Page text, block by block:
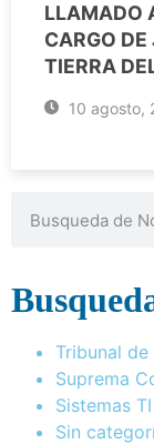
LLAMADO
CARGO
TIERRA
10 agosto,
Tribunal
Suprema
Sistemas TI
Sin